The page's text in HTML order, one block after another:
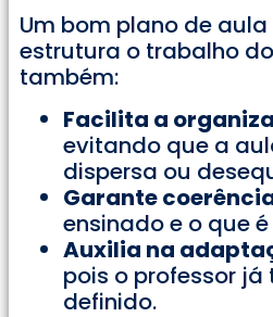
Um bom plano de
estrutura o trabalho
também:
Facilita a
evitando que a
dispersa ou
Garante
ensinado e o que
Auxilia na
pois o professor
definido.